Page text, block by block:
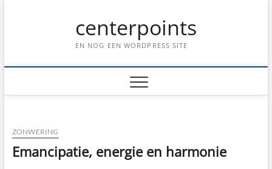
centerpoints
EN NOG EEN WORDPRESS SITE
ZONWERING
Emancipatie, energie en harmonie